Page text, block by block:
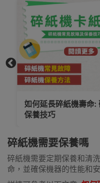
1分鐘看懂碎紙機保
碎才足夠?什麼是歐
碎紙機需要保養嗎
碎紙機需要定期保養和清
命，並確保機器的性能和